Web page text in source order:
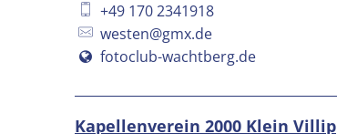
+49 170 2341918
westen@gmx.de
fotoclub-wachtberg.de
Kapellenverein 2000 Klein Villip